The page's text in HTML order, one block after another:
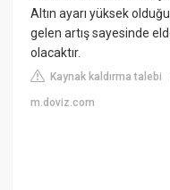
Altın ayarı yüksek
gelen artış sayesinde
olacaktır.
Kaynak kaldırma talebi
m.doviz.com